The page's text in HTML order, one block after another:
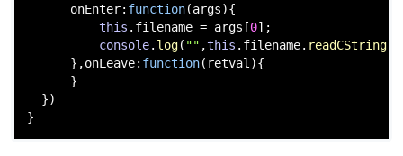
onEnter: function(args){
this . filename = args[0];
console. log( "" ,this . filename. readCString
},onLeave: function( retval ){
}
})
}